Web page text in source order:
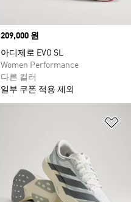
Price
209,000 원
아디제로 EVO SL
Women Performance
다른 컬러
일부 쿠폰 적용 제외